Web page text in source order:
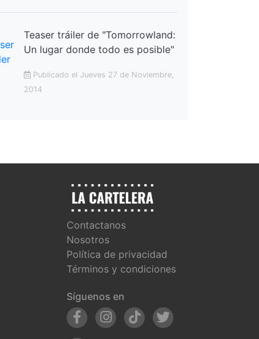
Teaser tráiler de "Tomorrowland:
Un lugar donde todo es posible"
Publicado el Jueves 27 de Noviembre,
2014
Contactanos
Nosotros
Política de privacidad
Términos y condiciones
Síguenos en